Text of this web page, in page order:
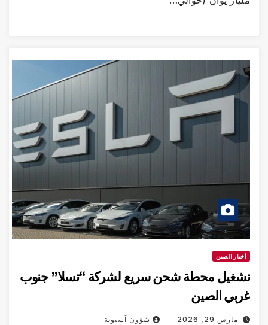
أخبار الصين
تشغيل محطة شحن سريع لشركة “تسلا” جنوب
غربي الصين
مارس 29, 2026 شؤون آسيوية